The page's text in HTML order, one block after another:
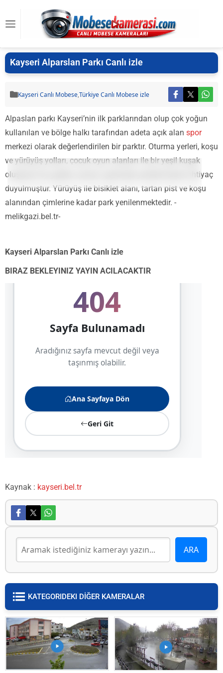
Kayseri Alparslan Parkı Canlı izle
Kayseri Canlı Mobese,Türkiye Canlı Mobese izle
Alpaslan parkı Kayseri’nin ilk parklarından olup çok yoğun
kullanılan ve bölge halkı tarafından adeta açık alan spor
merkezi olarak değerlendirilen bir parktır. Oturma yerleri, koşu
ve yürüyüş yolları, çocuk oyun alanları ile bir yeşil kuşak
oluşturan bu parkta zaman içerisinde yenilenmesine ihtiyaç
duyulmuştur. Yürüyüş ile bisiklet alanı, tartan pist ve koşu
alanından çimlerine kadar park yenilenmektedir. -
melikgazi.bel.tr-
Kayseri Alparslan Parkı Canlı izle
BIRAZ BEKLEYINIZ YAYIN ACILACAKTIR
Kaynak : kayseri.bel.tr
KATEGORIDEKI DİĞER KAMERALAR